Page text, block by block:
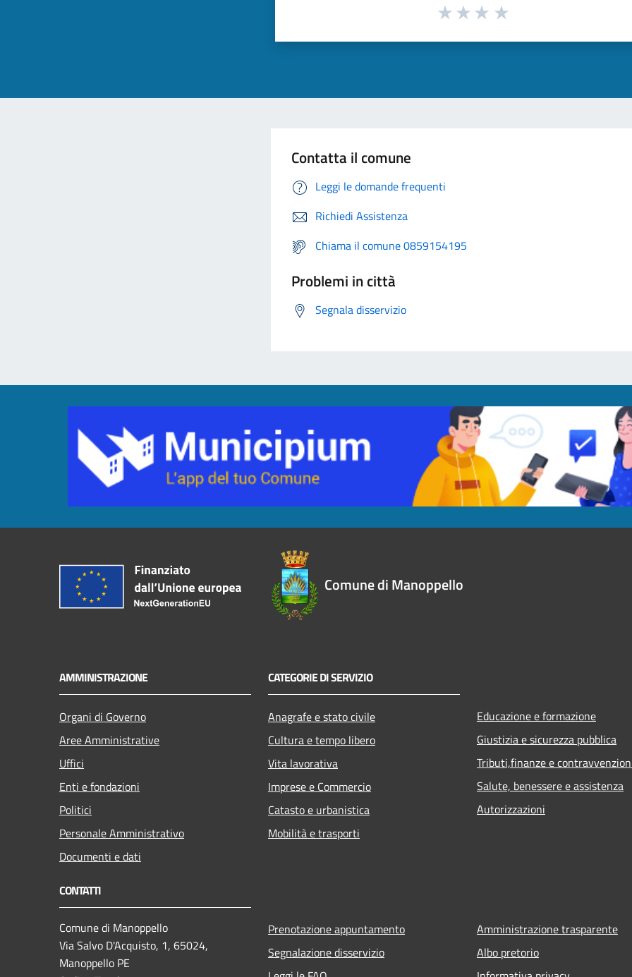
Contatta il comune
Leggi le domande frequenti
Richiedi Assistenza
Chiama il comune 0859154195
Problemi in città
Segnala disservizio
Comune di Manoppello
AMMINISTRAZIONE
Organi di Governo
Aree Amministrative
Uffici
Enti e fondazioni
Politici
Personale Amministrativo
Documenti e dati
CATEGORIE DI SERVIZIO
Anagrafe e stato civile
Cultura e tempo libero
Vita lavorativa
Imprese e Commercio
Catasto e urbanistica
Mobilità e trasporti
Educazione e formazione
Giustizia e sicurezza pubblica
Tributi,finanze e
Salute, benessere e assistenza
Autorizzazioni
CONTATTI
Comune di Manoppello
Via Salvo D'Acquisto, 1, 65024,
Manoppello PE
Prenotazione appuntamento
Segnalazione disservizio
Amministrazione trasparente
Albo pretorio